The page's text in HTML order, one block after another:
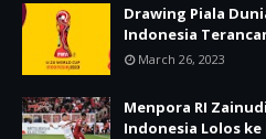
Drawing Piala
Indonesia
March 26, 2023
Menpora RI
Indonesia Lolos ke